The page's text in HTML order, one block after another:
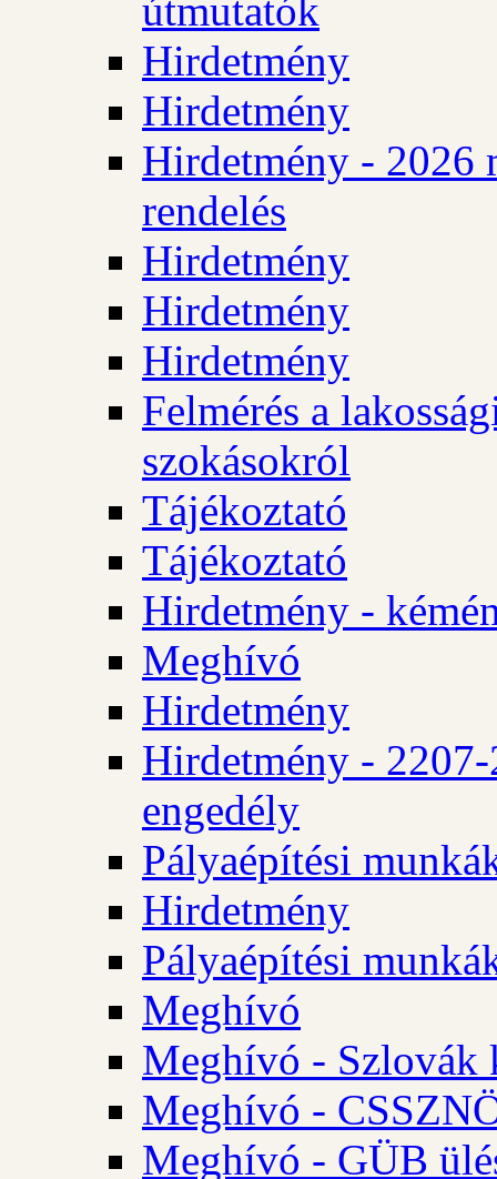
útmutatók
Hirdetmény
Hirdetmény
Hirdetmény - 2026
rendelés
Hirdetmény
Hirdetmény
Hirdetmény
Felmérés a
szokásokról
Tájékoztató
Tájékoztató
Hirdetmény -
Meghívó
Hirdetmény
Hirdetmény -
engedély
Pályaépítési
Hirdetmény
Pályaépítési
Meghívó
Meghívó - Szlovák
Meghívó -
Meghívó - GÜB